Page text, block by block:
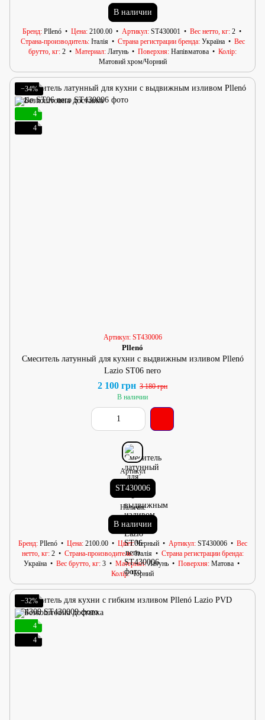
В наличии
Бренд Pllenó Цена 2100.00 Артикул ST430001 Вес нетто, кг 2
Страна-производитель Італія Страна регистрации бренда Україна
Вес
брутто, кг 2 Материал Латунь Поверхня Напівматова
Колір
Матовий хром/Чорний
−34%
4
4
Артикул: ST430006
Pllenó
Смеситель латунный для кухни с выдвижным изливом Pllenó
Lazio ST06 nero
2 100 грн 3 180 грн
В наличии
Артикул
ST430006
Наличие
В наличии
Бренд Pllenó Цена 2100.00 Цвет Черный Артикул ST430006
Вес
нетто, кг 2 Страна-производитель Італія
Страна регистрации бренда
Україна
Вес брутто, кг 3 Материал Латунь Поверхня Матова
Колір Чорний
−32%
4
4